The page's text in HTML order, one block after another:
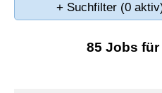
+ Suchfilter (0
85 Jobs